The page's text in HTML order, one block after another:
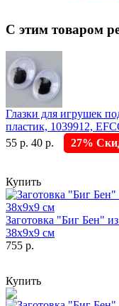
С этим товаром
Глазки для игрушек
пластик, 1039912,
55 р. 40 р. 27%
Купить
Заготовка "Биг Бен"
38х9х9 см
755 р.
Купить